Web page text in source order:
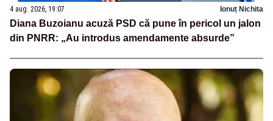
4 aug. 2026, 19:07 Ionuț Nichita
Diana Buzoianu acuză PSD că pune în pericol un jalon
din PNRR: „Au introdus amendamente absurde”